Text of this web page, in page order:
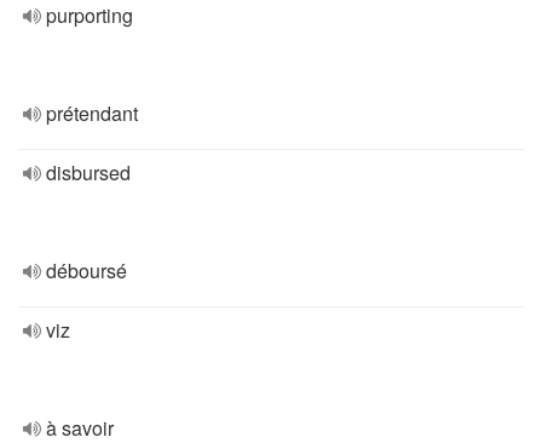
purporting
prétendant
disbursed
déboursé
viz
à savoir